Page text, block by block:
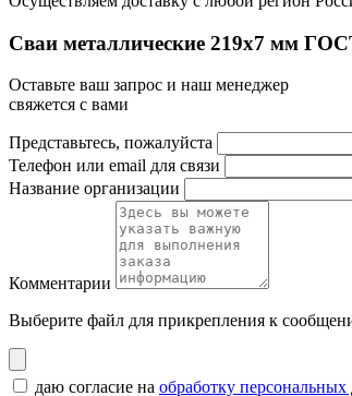
Сваи металлические 219x7 мм
Оставьте ваш запрос и наш менеджер
свяжется с вами
Представьтесь, пожалуйста
Телефон или email для связи
Название организации
Комментарии
Выберите файл для прикрепления к
даю согласие на обработку